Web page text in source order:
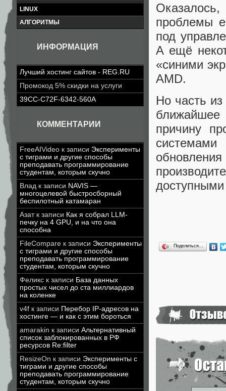
LINUX
АЛГОРИТМЫ
ИНФОРМАЦИЯ
Лучший хостинг сайтов - REG.RU
Промокод 5% скидки на услуги
39CC-C72F-6342-560A
КОММЕНТАРИИ
FreeAIVideo к записи Эксперименты
с тиграми и другие способы
преподавать программирование
студентам, которым скучно
Влад к записи NAVIS —
многоцелевой быстросборный
беспилотный катамаран
Азатк записи Как я собрал LLM-
печку на 4 GPU, и на что она
способна
FileCompare к записи Эксперименты
с тиграми и другие способы
преподавать программирование
студентам, которым скучно
Феликс к записи База данных
простых чисел до ста миллиардов
на коленке
v4f к записи Перебор IP-адресов на
хостинге — и как с этим бороться
amarakin к записи Альтернативный
список заблокированных в РФ
ресурсов Re:filter
ResizeOn к записи Эксперименты с
тиграми и другие способы
преподавать программирование
студентам, которым скучно
проблемы
под
А ещё
«синими
AMD.
Но часть
причину
доступными
Поделиться…